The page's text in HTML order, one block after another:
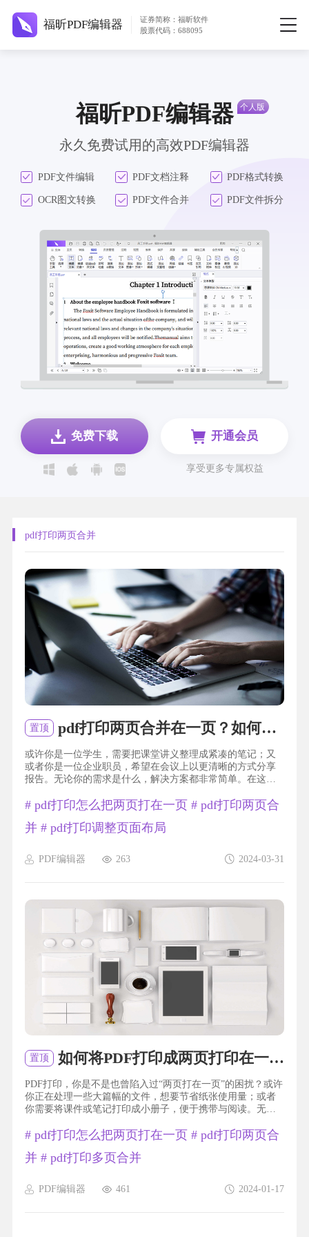
福昕PDF编辑器
证券简称：福昕软件
股票代码：688095
福昕PDF编辑器
永久免费试用的高效PDF编辑器
PDF文件编辑 PDF文档注释 PDF格式转换
OCR图文转换 PDF文件合并 PDF文件拆分
免费下载 开通会员
享受更多专属权益
pdf打印两页合并
置顶 pdf打印两页合并在一页？如何实现pdf两页打印？
或许你是一位学生，需要把课堂讲义整理成紧凑的笔记；又
或者你是一位企业职员，希望在会议上以更清晰的方式分享
报告。无论你的需求是什么，解决方案都非常简单。在这篇
页的PDF文件打印在一页上，让你的文档变得更加高效和便
编辑器产品提...
PDF编辑器 2024-03-31
263
# pdf打印怎么把两页打在一页# pdf打印两页合
并# pdf打印调整页面布局
置顶 如何将PDF打印成两页打印在一页？如何实现PDF两页打印在一页？
PDF打印，你是不是也曾陷入过“两页打在一页”的困扰？或许
你正在处理一些大篇幅的文件，想要节省纸张使用量；或者
你需要将课件或笔记打印成小册子，便于携带与阅读。无论
两页内容巧妙地压缩到一页上。那么，让我告诉你一个小窍
PDF编辑器产品可以帮助用户实现将两页PDF文件打印在一页
设置...PDF编辑器 2024-01-17
461
# pdf打印怎么把两页打在一页 # pdf打印两页合
并# pdf打印多页合并